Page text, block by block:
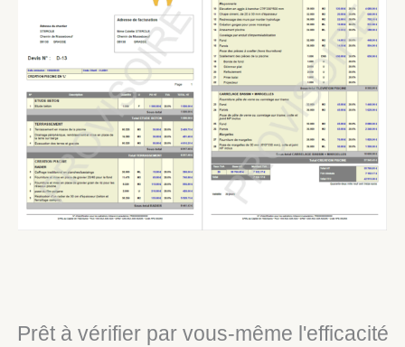
Prêt à vérifier par vous-même l'efficacité